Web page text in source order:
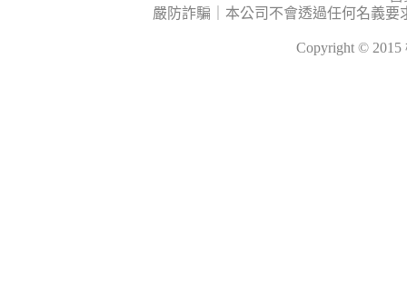
嚴防詐騙｜本公司不會透過任何名義
Copyright ©